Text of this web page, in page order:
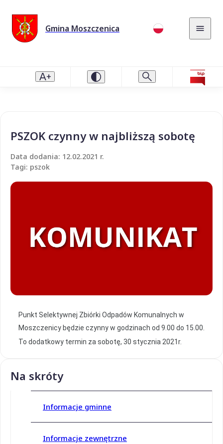
Gmina Moszczenica
PSZOK czynny w najbliższą sobotę
Data dodania: 12.02.2021 r.
Tagi: pszok
Punkt Selektywnej Zbiórki Odpadów Komunalnych w
Moszczenicy będzie czynny w godzinach od 9.00 do 15.00.
To dodatkowy termin za sobotę, 30 stycznia 2021r.
Na skróty
Informacje gminne
Informacje zewnętrzne